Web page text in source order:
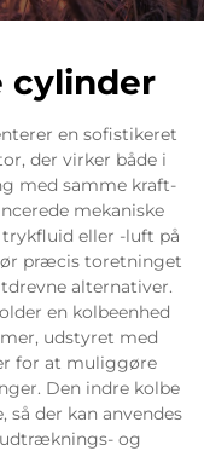
cylinder
en sofistikeret
der virker både i
med samme kraft-
mekaniske
eller -luft på
præcis toretninget
alternativer.
en kolbeenhed
udstyret med
for at muliggøre
Den indre kolbe
der kan anvendes
og